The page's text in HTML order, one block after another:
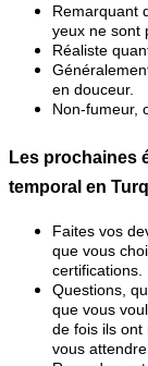
Remarquant
yeux ne sont
Réaliste
en douceur.
Non-fumeur,
Les prochaines
temporal en
Faites vos
que vous
certifications.
Questions,
que vous
de fois ils ont
vous